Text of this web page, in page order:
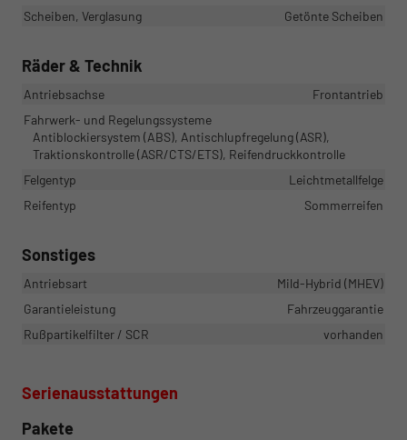
Scheiben, Verglasung
Getönte Scheiben
Räder & Technik
Antriebsachse
Frontantrieb
Fahrwerk- und Regelungssysteme
Antiblockiersystem (ABS), Antischlupfregelung (ASR),
Traktionskontrolle (ASR/CTS/ETS), Reifendruckkontrolle
Felgentyp
Leichtmetallfelge
Reifentyp
Sommerreifen
Sonstiges
Antriebsart
Mild-Hybrid (MHEV)
Garantieleistung
Fahrzeuggarantie
Rußpartikelfilter / SCR
vorhanden
Serienausstattungen
Pakete